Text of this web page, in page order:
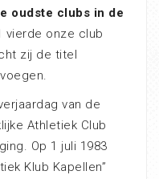
oudste clubs in de
vierde onze club
zij de titel
van de
Athletiek Club
Op 1 juli 1983
Klub Kapellen”